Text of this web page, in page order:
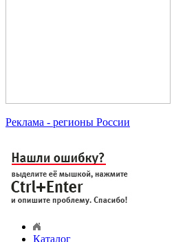
Реклама - регионы России
Каталог